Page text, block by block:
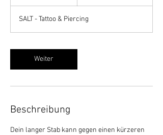
i
n
SALT - Tattoo & Piercing
Weiter
Beschreibung
Dein langer Stab kann gegen einen kürzeren